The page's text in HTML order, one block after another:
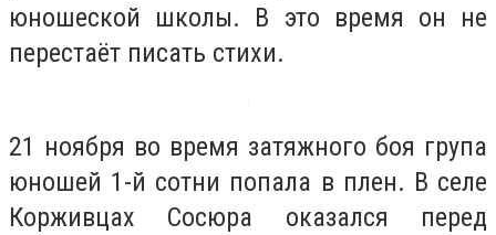
юношеской школы. В это время он не
перестаёт писать стихи.
21 ноября во время затяжного боя група
юношей 1-й сотни попала в плен. В селе
Корживцах Сосюра оказался перед